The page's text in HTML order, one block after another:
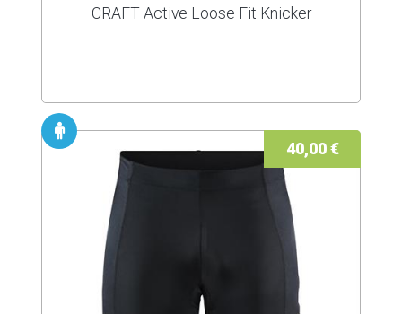
CRAFT Active Loose Fit Knicker
40,00 €